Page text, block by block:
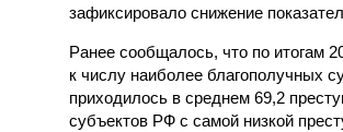
зафиксировало снижение
Ранее сообщалось, что по итогам
к числу наиболее благополучных
приходилось в среднем 69,2
субъектов РФ с самой низкой